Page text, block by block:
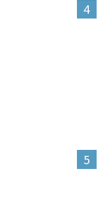
4
5